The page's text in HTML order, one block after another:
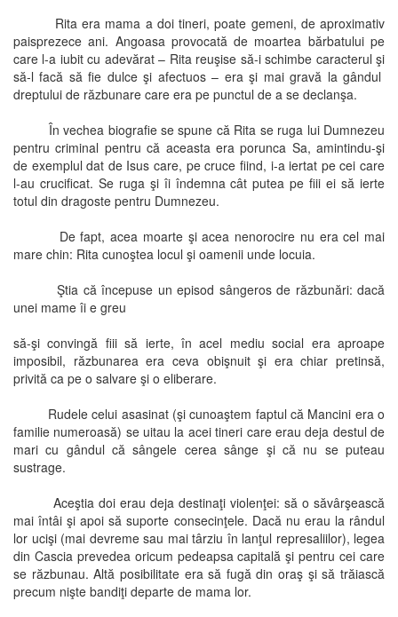
Rita era mama a doi tineri, poate gemeni, de aproximativ
paisprezece ani. Angoasa provocată de moartea bărbatului pe
care l-a iubit cu adevărat – Rita reuşise să-i schimbe caracterul şi
să-l facă să fie dulce şi afectuos – era şi mai gravă la gândul
dreptului de răzbunare care era pe punctul de a se declanşa.
În vechea biografie se spune că Rita se ruga lui Dumnezeu
pentru criminal pentru că aceasta era porunca Sa, amintindu-şi
de exemplul dat de Isus care, pe cruce fiind, i-a iertat pe cei care
l-au crucificat. Se ruga şi îi îndemna cât putea pe fiii ei să ierte
totul din dragoste pentru Dumnezeu.
De fapt, acea moarte şi acea nenorocire nu era cel mai
mare chin: Rita cunoştea locul şi oamenii unde locuia.
Ştia că începuse un episod sângeros de răzbunări: dacă
unei mame îi e greu
să-şi convingă fiii să ierte, în acel mediu social era aproape
imposibil, răzbunarea era ceva obişnuit şi era chiar pretinsă,
privită ca pe o salvare şi o eliberare.
Rudele celui asasinat (şi cunoaştem faptul că Mancini era o
familie numeroasă) se uitau la acei tineri care erau deja destul de
mari cu gândul că sângele cerea sânge şi că nu se puteau
sustrage.
Aceştia doi erau deja destinaţi violenţei: să o săvârşească
mai întâi şi apoi să suporte consecinţele. Dacă nu erau la rândul
lor ucişi (mai devreme sau mai târziu în lanţul represaliilor), legea
din Cascia prevedea oricum pedeapsa capitală şi pentru cei care
se răzbunau. Altă posibilitate era să fugă din oraş şi să trăiască
precum nişte bandiţi departe de mama lor.